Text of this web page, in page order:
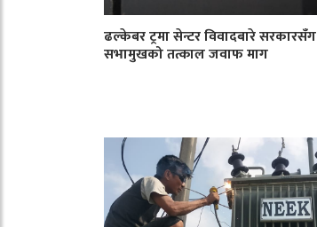
ढल्केबर ट्रमा सेन्टर विवादबारे सरकारसँग
सभामुखको तत्काल जवाफ माग